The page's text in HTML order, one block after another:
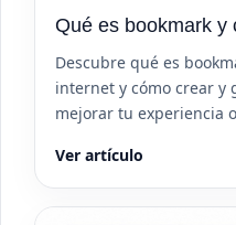
Qué es bookmark y
Descubre qué es
internet y cómo crear y
mejorar tu experiencia
Ver artículo